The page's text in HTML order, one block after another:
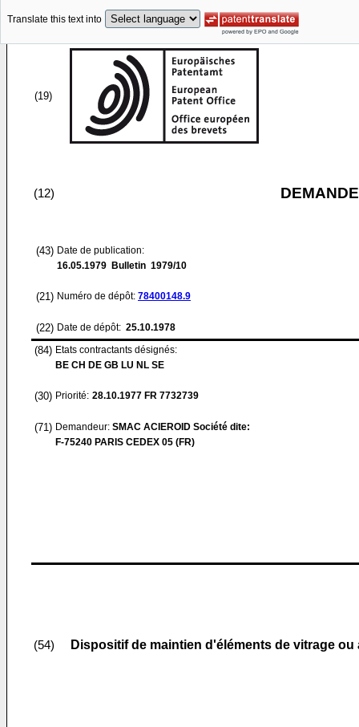
Translate this text into
(19)
(12)
(43) Date de publication:
16.05.1979 Bulletin 1979/10
(21) Numéro de dépôt: 78400148.9
(22) Date de dépôt: 25.10.1978
(84) Etats contractants désignés:
BE CH DE GB LU NL SE
(30) Priorité: 28.10.1977 FR 7732739
(71) Demandeur: SMAC ACIEROID Société dite:
F-75240 PARIS CEDEX 05 (FR)
(54) Dispositif de maintien d'éléments de vitrage ou